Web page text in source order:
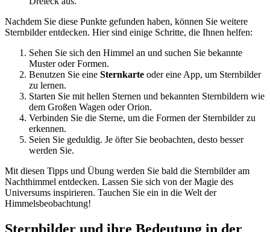
Nachdem Sie diese Punkte gefunden haben, können Sie weitere
Sternbilder entdecken. Hier sind einige Schritte, die Ihnen helfen:
Sehen Sie sich den Himmel an und suchen Sie bekannte
Muster oder Formen.
Benutzen Sie eine Sternkarte oder eine App, um Sternbilder
zu lernen.
Starten Sie mit hellen Sternen und bekannten Sternbildern wie
dem Großen Wagen oder Orion.
Verbinden Sie die Sterne, um die Formen der Sternbilder zu
erkennen.
Seien Sie geduldig. Je öfter Sie beobachten, desto besser
werden Sie.
Mit diesen Tipps und Übung werden Sie bald die Sternbilder am
Nachthimmel entdecken. Lassen Sie sich von der Magie des
Universums inspirieren. Tauchen Sie ein in die Welt der
Himmelsbeobachtung!
Sternbilder und ihre Bedeutung in der